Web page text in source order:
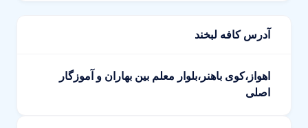
آدرس کافه لبخند
اهواز،کوی باهنر،بلوار معلم بین بهاران و آموزگار
اصلی